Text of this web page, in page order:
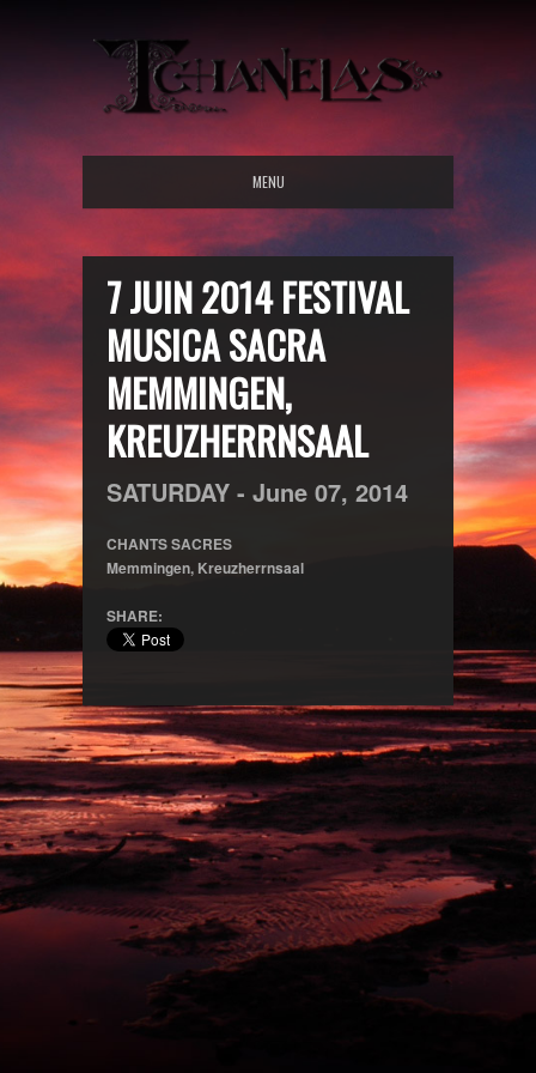
MENU
7 JUIN 2014 FESTIVAL
MUSICA SACRA
MEMMINGEN,
KREUZHERRNSAAL
SATURDAY - June 07, 2014
CHANTS SACRES
Memmingen, Kreuzherrnsaal
SHARE: